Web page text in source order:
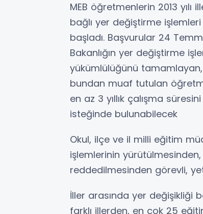
MEB öğretmenlerin 2013
bağlı yer değiştirme
başladı. Başvurular 24
Bakanlığın yer değiştirme
yükümlülüğünü
bundan muaf tutulan
en az 3 yıllık çalışma
isteğinde bulunabilecek
Okul, ilçe ve il milli eğitim
işlemlerinin
reddedilmesinden görevli,
İller arasında yer değişikliği
farklı illerden, en çok 25